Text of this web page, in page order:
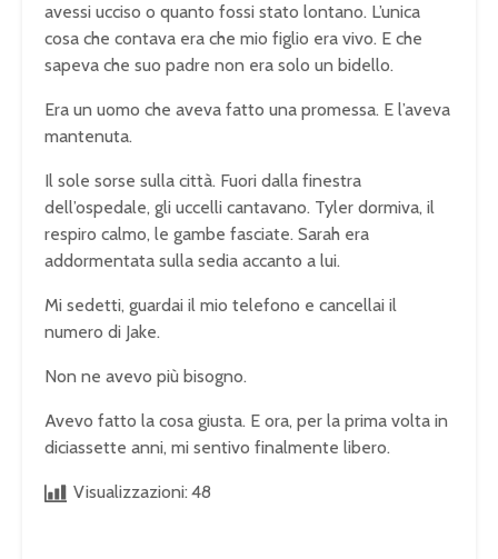
avessi ucciso o quanto fossi stato lontano. L’unica
cosa che contava era che mio figlio era vivo. E che
sapeva che suo padre non era solo un bidello.
Era un uomo che aveva fatto una promessa. E l’aveva
mantenuta.
Il sole sorse sulla città. Fuori dalla finestra
dell’ospedale, gli uccelli cantavano. Tyler dormiva, il
respiro calmo, le gambe fasciate. Sarah era
addormentata sulla sedia accanto a lui.
Mi sedetti, guardai il mio telefono e cancellai il
numero di Jake.
Non ne avevo più bisogno.
Avevo fatto la cosa giusta. E ora, per la prima volta in
diciassette anni, mi sentivo finalmente libero.
Visualizzazioni: 48